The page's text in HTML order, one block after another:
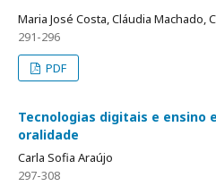
Maria José Costa, Cláudia Machado,
291-296
PDF
Tecnologias digitais e ensino
oralidade
Carla Sofia Araújo
297-308